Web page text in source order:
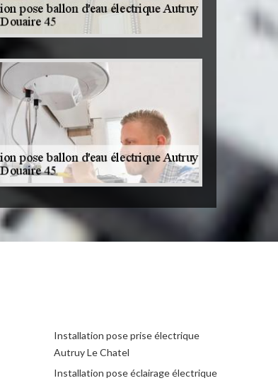
Installation pose prise électrique
Autruy Le Chatel
Installation pose éclairage électrique